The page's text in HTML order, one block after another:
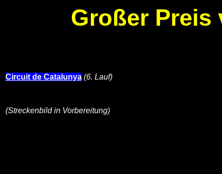
Großer Preis
Circuit de Catalunya (6. Lauf)
(Streckenbild in Vorbereitung)